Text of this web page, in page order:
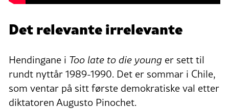
Det relevante irrelevante
Hendingane i Too late to die young er sett til
rundt nyttår 1989-1990. Det er sommar i Chile,
som ventar på sitt første demokratiske val etter
diktatoren Augusto Pinochet.